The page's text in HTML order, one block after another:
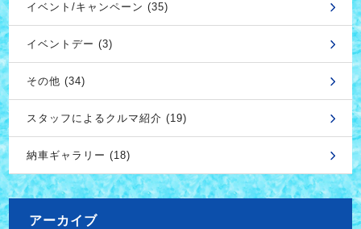
イベント/キャンペーン (35)
イベントデー (3)
その他 (34)
スタッフによるクルマ紹介 (19)
納車ギャラリー (18)
アーカイブ